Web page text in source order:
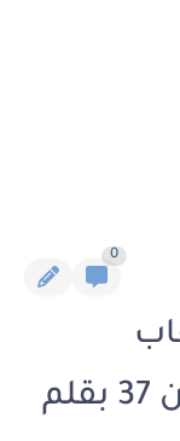
0
الفصل السابع والثلاثون 37 بقلم